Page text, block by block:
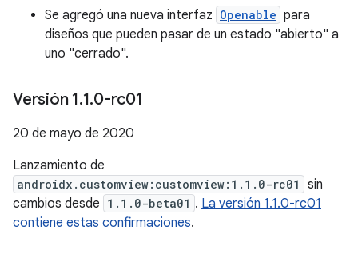
Se agregó una nueva interfaz Openable para
diseños que pueden pasar de un estado "abierto" a
uno "cerrado".
Versión 1.1.0-rc01
20 de mayo de 2020
Lanzamiento de
androidx.customview:customview:1.1.0-rc01
sin
cambios desde 1.1.0-beta01 . La versión 1.1.0-rc01
contiene estas confirmaciones.